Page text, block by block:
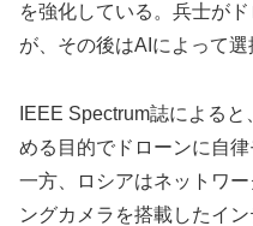
を強化している。兵士が
が、その後はAIによって選
IEEE Spectrum誌による
める目的でドローンに自
一方、ロシアはネットワ
ングカメラを搭載したイ